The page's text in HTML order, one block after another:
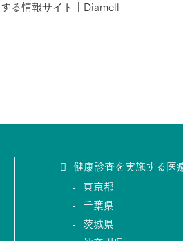
健康診査を実施する医
東京都
千葉県
茨城県